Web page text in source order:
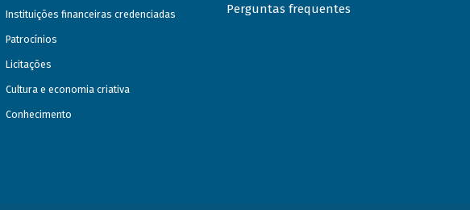
Instituições financeiras credenciadas
Patrocínios
Licitações
Cultura e economia criativa
Conhecimento
Perguntas frequentes